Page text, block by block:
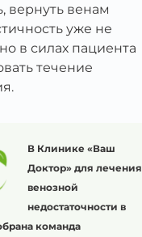
вернуть венам
уже не
в силах пациента
течение
В Клинике «Ваш
Доктор» для лечения
венозной
недостаточности в
команда